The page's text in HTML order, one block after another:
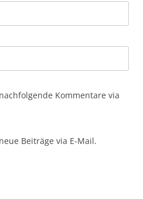
Kommentare via
Beiträge via E-Mail.